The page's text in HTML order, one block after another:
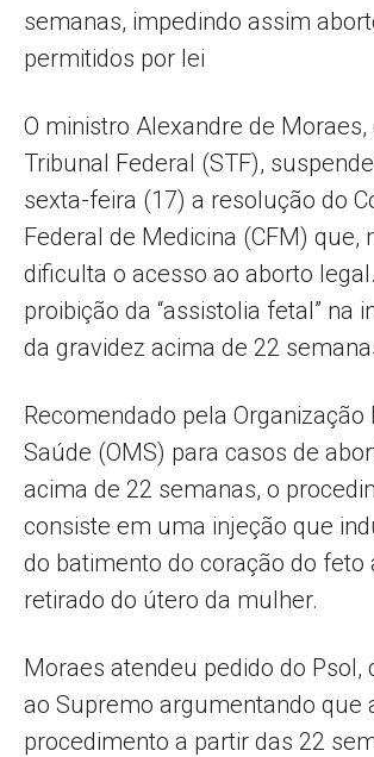
semanas, impedindo assim
permitidos por lei
O ministro Alexandre de
Tribunal Federal (STF),
sexta-feira (17) a resolução do
Federal de Medicina (CFM) que,
dificulta o acesso ao aborto
proibição da “assistolia fetal” na
da gravidez acima de 22
Recomendado pela Organização
Saúde (OMS) para casos de
acima de 22 semanas, o
consiste em uma injeção que
do batimento do coração do feto
retirado do útero da mulher.
Moraes atendeu pedido do Psol,
ao Supremo argumentando que
procedimento a partir das 22